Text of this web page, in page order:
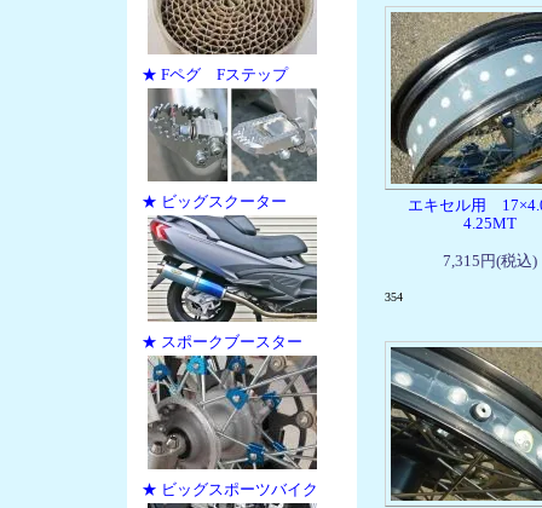
★ Fペグ Fステップ
★ ビッグスクーター
★ スポークブースター
★ ビッグスポーツバイク
エキセル用
4.25MT
7,315円(税込)
354